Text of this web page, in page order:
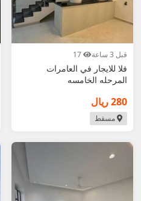
قبل 3 ساعة
فلا للايجار في العامرات
المرحله الخامسه
280 ريال
مسقط